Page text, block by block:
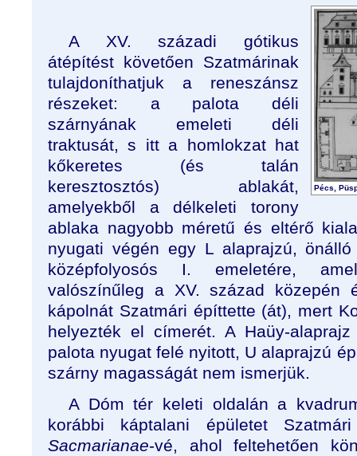
Pécs,
A XV. századi gótikus
átépítést követően Szatmárinak
tulajdoníthatjuk a reneszánsz
részeket: a palota déli
szárnyának emeleti déli
traktusát, s itt a homlokzat hat
kőkeretes (és talán
keresztosztós) ablakát,
amelyekből a délkeleti torony
ablaka nagyobb méretű és eltérő
nyugati végén egy L alaprajzú,
középfolyosós I. emeletére,
valószínűleg a XV. század közepén
kápolnát Szatmári építtette (át), mert
helyezték el címerét. A Haüy-
palota nyugat felé nyitott, U alaprajzú
szárny magasságát nem ismerjük.
A Dóm tér keleti oldalán a
korábbi káptalani épületet
Sacmarianae-vé, ahol feltehetően